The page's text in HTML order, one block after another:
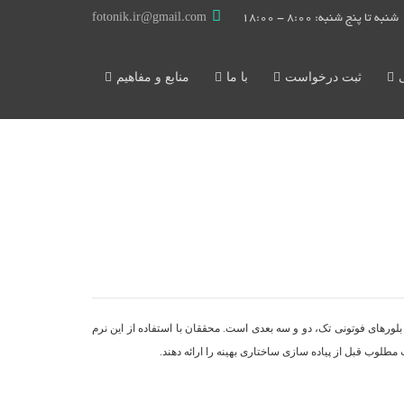
شنبه تا پنج شنبه: 8:00 - 18:00 fotonik.ir@gmail.com
ثبت درخواست با ما منابع و مفاهیم
فوتونی تک، دو و سه بعدی است. محققان با استفاده از این نرم
قبل از پیاده سازی ساختاری بهینه را ارائه دهند.